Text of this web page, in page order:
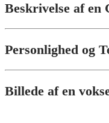
Beskrivelse af en
Personlighed og
Billede af en